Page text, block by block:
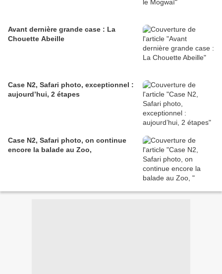
Avant dernière grande case : La
Chouette Abeille
Case N2, Safari photo, exceptionnel :
aujourd’hui, 2 étapes
Case N2, Safari photo, on continue
encore la balade au Zoo,